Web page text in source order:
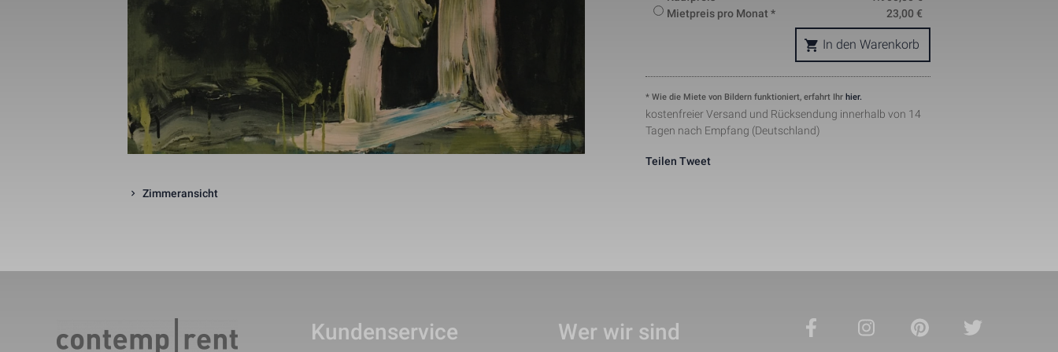
Zimmeransicht
Mietpreis pro Monat *
23,00 €
In den Warenkorb
* Wie die Miete von Bildern funktioniert, erfahrt Ihr hier.
kostenfreier Versand und Rücksendung innerhalb von 14
Tagen nach Empfang (Deutschland)
Teilen Tweet
Kundenservice Wer wir sind
Statistik
This cookie is installed by Google Analytics. The cookie is used
_gat_UA-121824291-1 Notwendig 1 Minute
pattern element on the name contains the unique identity
number of the account or website it relates to. It appears to be a
variation of the _gat cookie which is used to limit the amount of
data recorded by Google on high traffic volume websites.
This cookie is set by Facebook to deliver advertisement when
they are on Facebook or a digital platform powered by Facebook